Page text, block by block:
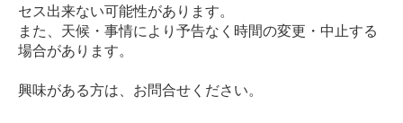
セス出来ない可能性があります。
また、天候・事情により予告なく時間の変更・中止する
場合があります。
興味がある方は、お問合せください。